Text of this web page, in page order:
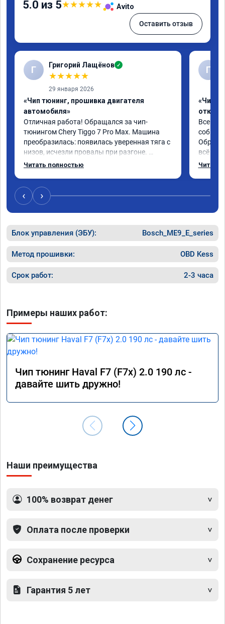
5.0 из 5★★★★★ Avito
Оставить отзыв
Г Григорий Лащёнов ✓
★★★★★
29 января 2026
«Чип тюнинг, прошивка двигателя
автомобиля»
Отличная работа! Обращался за чип-
тюнингом Chery Tiggo 7 Pro Max. Машина
преобразилась: появилась уверенная тяга с
низов, исчезли провалы при разгоне.
Расход в спокойном режиме даже немного
всем, кто сомневается.
Читать полностью
Г
«Чип
Всем
всё в
Читать
‹ ›
Блок управления (ЭБУ): Bosch_ME9_E_series
Метод прошивки: OBD Kess
Срок работ: 2-3 часа
Примеры наших работ:
Чип тюнинг Haval F7 (F7x) 2.0 190 лс -
давайте шить дружно!
Наши преимущества
100% возврат денег
Оплата после проверки
Сохранение ресурса
Гарантия 5 лет